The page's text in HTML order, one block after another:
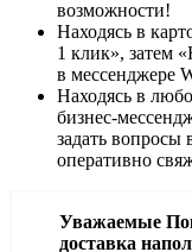
возможности!
Находясь в
1 клик», затем
в месcенджере
Находясь в
бизнес-
задать вопросы
оперативно
Уважаемые
доставка